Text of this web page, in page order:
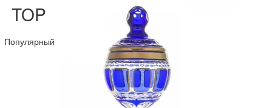
TOP
Популярный